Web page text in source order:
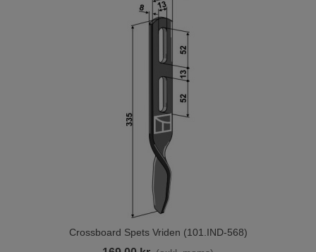
Crossboard Spets Vriden (101.IND-568)